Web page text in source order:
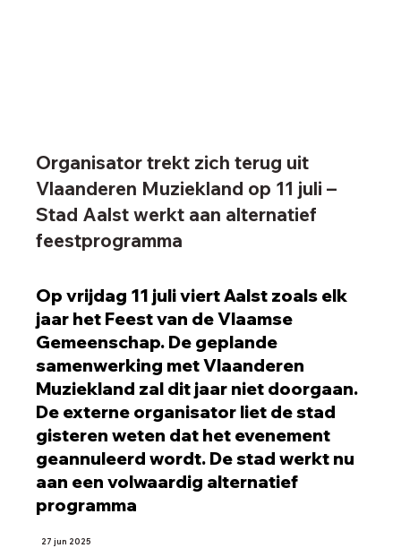
Organisator trekt zich terug uit
Vlaanderen Muziekland op 11 juli –
Stad Aalst werkt aan alternatief
feestprogramma
Op vrijdag 11 juli viert Aalst zoals elk
jaar het Feest van de Vlaamse
Gemeenschap. De geplande
samenwerking met Vlaanderen
Muziekland zal dit jaar niet doorgaan.
De externe organisator liet de stad
gisteren weten dat het evenement
geannuleerd wordt. De stad werkt nu
aan een volwaardig alternatief
programma
27 jun 2025